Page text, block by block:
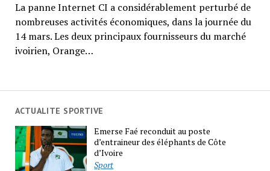
ACTUALITE SPORTIVE
Emerse Faé reconduit au poste
d’entraineur des éléphants de Côte
d’Ivoire
Sport
La panne Internet CI a considérablement perturbé de
nombreuses activités économiques, dans la journée du
14 mars. Les deux principaux fournisseurs du marché
ivoirien, Orange…